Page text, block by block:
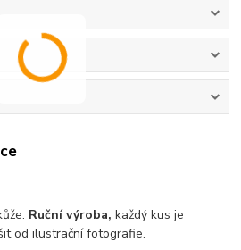
Ruční výroba, každý kus je
od ilustrační fotografie.